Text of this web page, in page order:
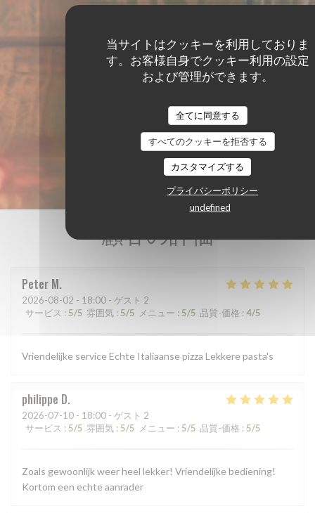
当サイトはクッキーを利用しておりま
す。お客様自身でクッキー利用の設定
および管理ができます。
全てに同意する
すべてのクッキーを拒否する
カスタマイズする
プライバシーポリシー
undefined
顧客の評価
Peter M
2026-08-02 - 18:00 - ゲスト 2
サービス : 5/5 雰囲気 : 5/5 メニュー : 5/5 品質-価格 : 4/5
Vriendelijke service Echte Italiaanse pizza Lekkere pasta's
philippe D
2026-07-10 - 18:00 - ゲスト 2
サービス : 5/5 雰囲気 : 5/5 メニュー : 5/5 品質-価格 : 5/5
Zoals gewoonlijk weer heel lekker! Vriendelijke bediening!
Kortom een echte aanrader